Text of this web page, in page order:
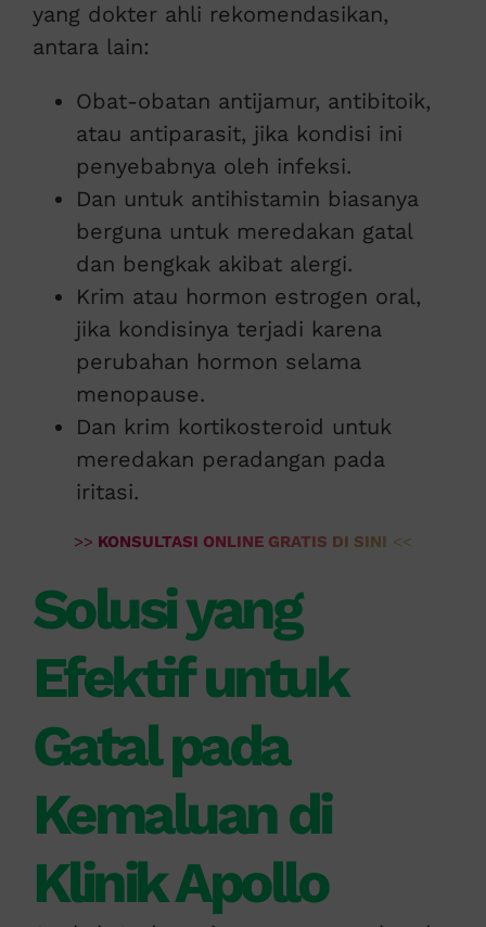
yang dokter ahli rekomendasikan,
antara lain:
Obat-obatan antijamur, antibitoik,
atau antiparasit, jika kondisi ini
penyebabnya oleh infeksi.
Dan untuk antihistamin biasanya
berguna untuk meredakan gatal
dan bengkak akibat alergi.
Krim atau hormon estrogen oral,
jika kondisinya terjadi karena
perubahan hormon selama
menopause.
Dan krim kortikosteroid untuk
meredakan peradangan pada
iritasi.
>> KONSULTASI ONLINE GRATIS DI SINI <<
Solusi yang
Efektif untuk
Gatal pada
Kemaluan di
Klinik Apollo